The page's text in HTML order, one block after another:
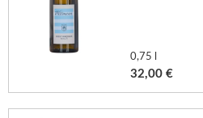
0,75 l
32,00 €